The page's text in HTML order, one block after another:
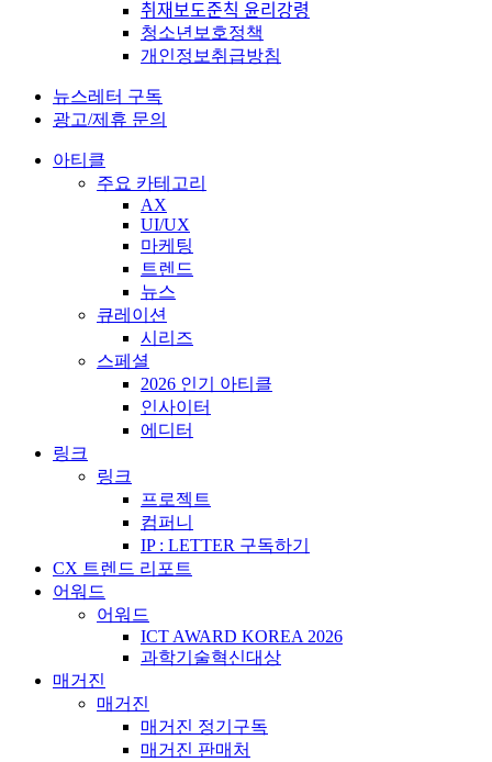
취재보도준칙 윤리강령
청소년보호정책
개인정보취급방침
뉴스레터 구독
광고/제휴 문의
아티클
주요 카테고리
AX
UI/UX
마케팅
트렌드
뉴스
큐레이션
시리즈
스페셜
2026 인기 아티클
인사이터
에디터
링크
링크
프로젝트
컴퍼니
IP : LETTER 구독하기
CX 트렌드 리포트
어워드
어워드
ICT AWARD KOREA 2026
과학기술혁신대상
매거진
매거진
매거진 정기구독
매거진 판매처